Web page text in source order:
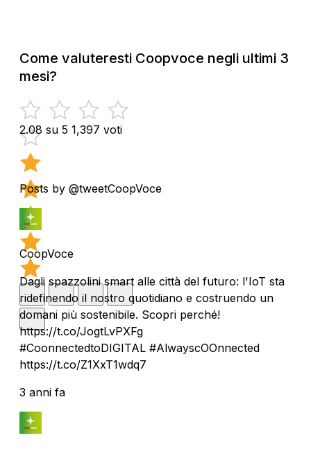
Come valuteresti Coopvoce negli ultimi 3
mesi?
2.08 su 5 1,397 voti
Posts by @tweetCoopVoce
CoopVoce
Dagli spazzolini smart alle città del futuro: l'IoT sta
ridefinendo il nostro quotidiano e costruendo un
domani più sostenibile. Scopri perché!
https://t.co/JogtLvPXFg
#CoonnectedtoDIGITAL #AlwayscOOnnected
https://t.co/Z1XxT1wdq7
3 anni fa